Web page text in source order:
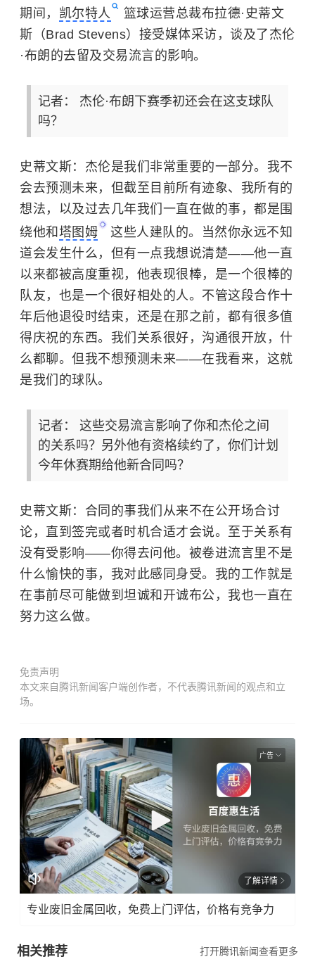
期间， 凯尔特人
篮球运营总裁布拉德·史蒂文
斯（Brad Stevens）接受媒体采访，谈及了杰伦
·布朗的去留及交易流言的影响。
记者： 杰伦·布朗下赛季初还会在这支球队
吗？
史蒂文斯：杰伦是我们非常重要的一部分。我不
会去预测未来，但截至目前所有迹象、我所有的
想法，以及过去几年我们一直在做的事，都是围
绕他和 塔图姆
这些人建队的。当然你永远不知
道会发生什么，但有一点我想说清楚——他一直
以来都被高度重视，他表现很棒，是一个很棒的
队友，也是一个很好相处的人。不管这段合作十
年后他退役时结束，还是在那之前，都有很多值
得庆祝的东西。我们关系很好，沟通很开放，什
么都聊。但我不想预测未来——在我看来，这就
是我们的球队。
记者： 这些交易流言影响了你和杰伦之间
的关系吗？另外他有资格续约了，你们计划
今年休赛期给他新合同吗？
史蒂文斯：合同的事我们从来不在公开场合讨
论，直到签完或者时机合适才会说。至于关系有
没有受影响——你得去问他。被卷进流言里不是
什么愉快的事，我对此感同身受。我的工作就是
在事前尽可能做到坦诚和开诚布公，我也一直在
努力这么做。
免责声明
本文来自腾讯新闻客户端创作者，不代表腾讯新闻的观点和立
场。
广告
了解详情
专业废旧金属回收，免费上门评估，价格有竞争力
相关推荐 打开腾讯新闻查看更多